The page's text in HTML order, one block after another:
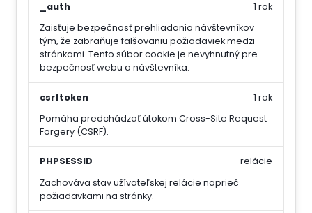
_auth
Zaisťuje bezpečnosť prehliadania návštevníkov
tým, že zabraňuje falšovaniu požiadaviek medzi
stránkami. Tento súbor cookie je nevyhnutný pre
bezpečnosť webu a návštevníka.
1 rok
csrftoken
Pomáha predchádzať útokom Cross-Site Request
Forgery (CSRF).
1 rok
PHPSESSID
Zachováva stav užívateľskej relácie naprieč
požiadavkami na stránky.
relácie